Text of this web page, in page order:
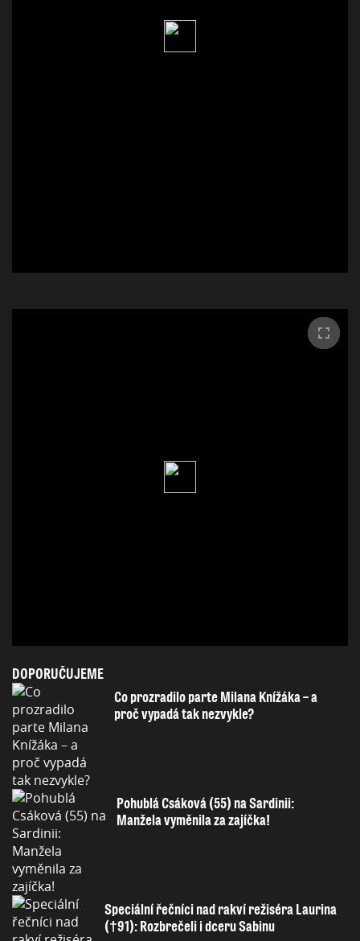
DOPORUČUJEME
Co prozradilo parte Milana Knížáka – a
proč vypadá tak nezvykle?
Pohublá Csáková (55) na Sardinii:
Manžela vyměnila za zajíčka!
Speciální řečníci nad rakví režiséra Laurina
(†91): Rozbrečeli i dceru Sabinu